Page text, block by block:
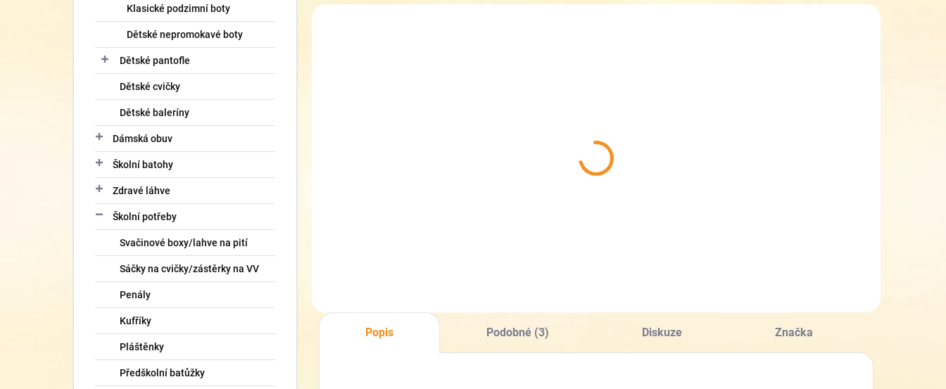
Klasické podzimní boty
Dětské nepromokavé boty
Dětské pantofle
Dětské cvičky
Dětské baleríny
Dámská obuv
Školní batohy
Zdravé láhve
Školní potřeby
Svačinové boxy/lahve na pití
Sáčky na cvičky/zástěrky na VV
Penály
Kufříky
Pláštěnky
Předškolní batůžky
Popis Podobné (3) Diskuze Značka